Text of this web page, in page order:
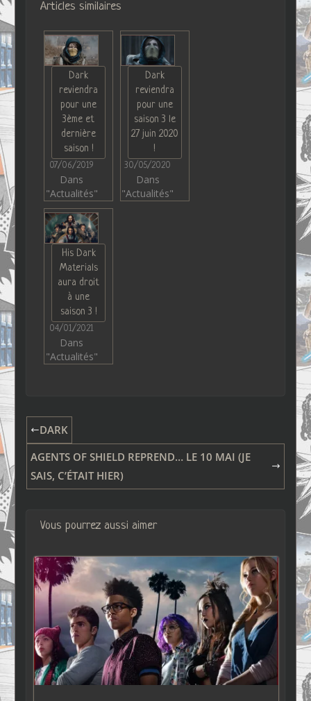
Articles similaires
Dark
reviendra
pour une
3ème et
dernière
saison !
07/06/2019
Dans
"Actualités"
Dark
reviendra
pour une
saison 3 le
27 juin 2020
!
30/05/2020
Dans
"Actualités"
His Dark
Materials
aura droit
à une
saison 3 !
04/01/2021
Dans
"Actualités"
DARK
AGENTS OF SHIELD REPREND… LE 10 MAI (JE
SAIS, C’ÉTAIT HIER)
Vous pourrez aussi aimer